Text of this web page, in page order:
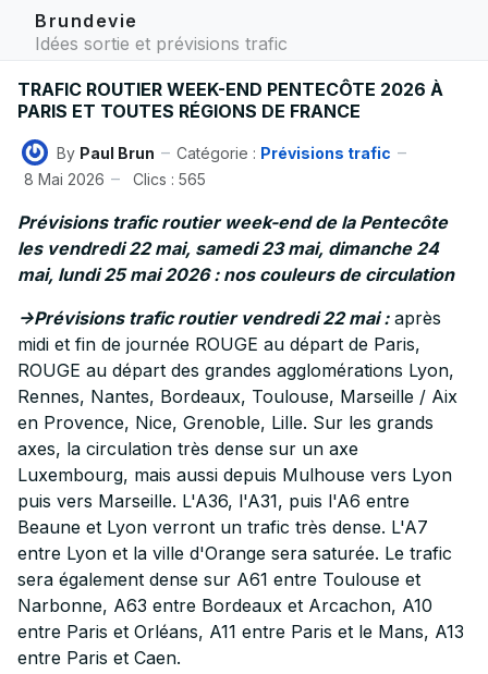
Brundevie
Idées sortie et prévisions trafic
TRAFIC ROUTIER WEEK-END PENTECÔTE 2026 À
PARIS ET TOUTES RÉGIONS DE FRANCE
By Paul Brun Catégorie : Prévisions trafic
8 Mai 2026
Clics : 565
Prévisions trafic routier week-end de la Pentecôte
les vendredi 22 mai, samedi 23 mai, dimanche 24
mai, lundi 25 mai 2026 : nos couleurs de circulation
->Prévisions trafic routier vendredi 22 mai :après
midi et fin de journée ROUGE au départ de Paris,
ROUGE au départ des grandes agglomérations Lyon,
Rennes, Nantes, Bordeaux, Toulouse, Marseille / Aix
en Provence, Nice, Grenoble, Lille. Sur les grands
axes, la circulation très dense sur un axe
Luxembourg, mais aussi depuis Mulhouse vers Lyon
puis vers Marseille. L'A36, l'A31, puis l'A6 entre
Beaune et Lyon verront un trafic très dense. L'A7
entre Lyon et la ville d'Orange sera saturée. Le trafic
sera également dense sur A61 entre Toulouse et
Narbonne, A63 entre Bordeaux et Arcachon, A10
entre Paris et Orléans, A11 entre Paris et le Mans, A13
entre Paris et Caen.